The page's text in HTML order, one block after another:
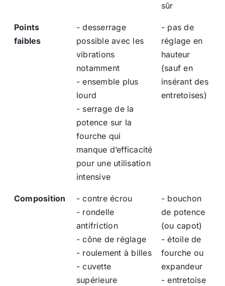
sûr
Points
faibles
- desserrage
possible avec les
vibrations
notamment
- ensemble plus
lourd
- serrage de la
potence sur la
fourche qui
manque d’efficacité
pour une utilisation
intensive
- pas de
réglage en
hauteur
(sauf en
insérant des
entretoises)
Composition
- contre écrou
- rondelle
antifriction
- cône de réglage
- roulement à billes
- cuvette
supérieure
- bouchon
de potence
(ou capot)
- étoile de
fourche ou
expandeur
- entretoise